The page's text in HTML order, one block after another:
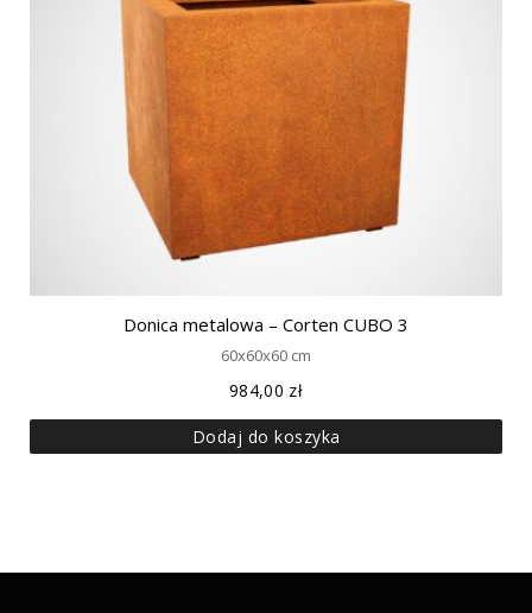
Donica metalowa – Corten CUBO 3
60x60x60 cm
984,00 zł
Dodaj do koszyka